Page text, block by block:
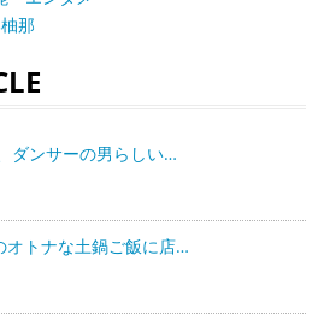
那
ダンサーの男らしい…
オトナな土鍋ご飯に店…